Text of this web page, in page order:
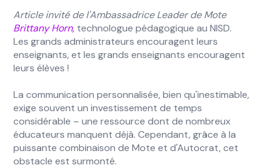
Article invité de l'Ambassadrice Leader de Mote
Brittany Horn, technologue pédagogique au NISD.
Les grands administrateurs encouragent leurs
enseignants, et les grands enseignants encouragent
leurs élèves !
La communication personnalisée, bien qu'inestimable,
exige souvent un investissement de temps
considérable – une ressource dont de nombreux
éducateurs manquent déjà. Cependant, grâce à la
puissante combinaison de Mote et d'Autocrat, cet
obstacle est surmonté.